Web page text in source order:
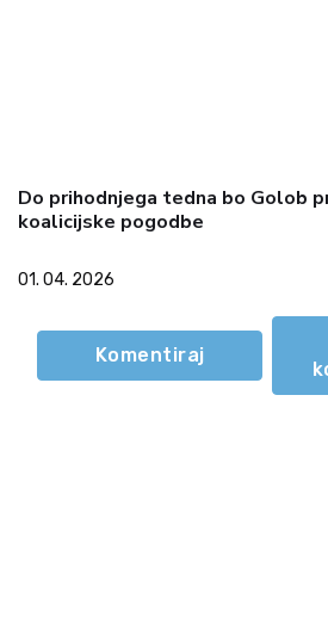
Do prihodnjega tedna bo Golob
koalicijske pogodbe
01. 04. 2026
Komentiraj